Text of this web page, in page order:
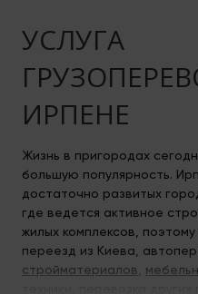
УСЛУГА
ИРПЕНЕ
Жизнь в пригородах
большую популярность.
достаточно развитых
где ведется активное
жилых комплексов,
переезд из Киева,
стройматериалов